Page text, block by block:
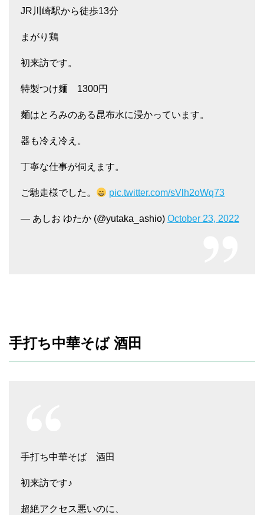
JR川崎駅から徒歩13分
まがり鶏
初来訪です。
特製つけ麺 1300円
麺はとろみのある昆布水に浸かっています。
器も冷え冷え。
丁寧な仕事が伺えます。
ご馳走様でした。 pic.twitter.com/sVlh2oWq73
— あしお ゆたか (@yutaka_ashio) October 23, 2022
手打ち中華そば 酒田
手打ち中華そば 酒田
初来訪です♪
超絶アクセス悪いのに、